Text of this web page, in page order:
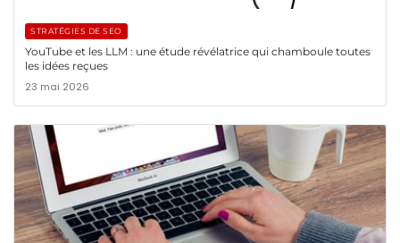
STRATÉGIES DE SEO
YouTube et les LLM : une étude révélatrice qui chamboule toutes
les idées reçues
23 mai 2026